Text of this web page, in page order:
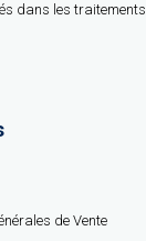
dans les traitements
de Vente